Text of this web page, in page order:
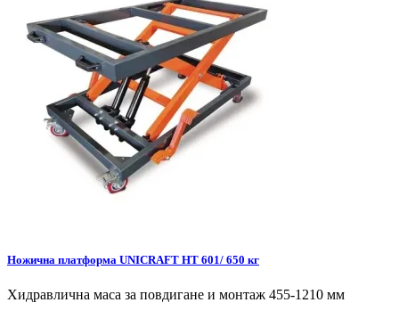
Ножична платформа UNICRAFT HT 601/ 650 кг
Хидравлична маса за повдигане и монтаж 455-1210 мм